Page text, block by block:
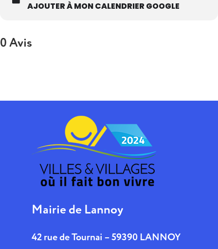
AJOUTER À MON CALENDRIER GOOGLE
0 Avis
Mairie de Lannoy
42 rue de Tournai – 59390 LANNOY